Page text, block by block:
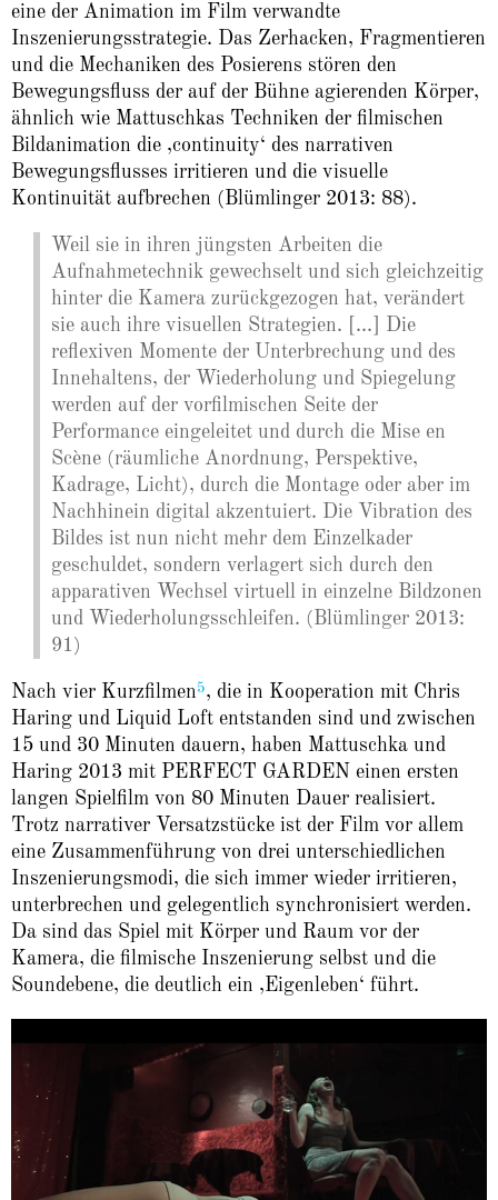
eine der Animation im Film verwandte
Inszenierungsstrategie. Das Zerhacken, Fragmentieren
und die Mechaniken des Posierens stören den
Bewegungsfluss der auf der Bühne agierenden Körper,
ähnlich wie Mattuschkas Techniken der filmischen
Bildanimation die ‚continuity‘ des narrativen
Bewegungsflusses irritieren und die visuelle
Kontinuität aufbrechen (Blümlinger 2013: 88).
Weil sie in ihren jüngsten Arbeiten die
Aufnahmetechnik gewechselt und sich gleichzeitig
hinter die Kamera zurückgezogen hat, verändert
sie auch ihre visuellen Strategien. [...] Die
reflexiven Momente der Unterbrechung und des
Innehaltens, der Wiederholung und Spiegelung
werden auf der vorfilmischen Seite der
Performance eingeleitet und durch die Mise en
Scène (räumliche Anordnung, Perspektive,
Kadrage, Licht), durch die Montage oder aber im
Nachhinein digital akzentuiert. Die Vibration des
Bildes ist nun nicht mehr dem Einzelkader
geschuldet, sondern verlagert sich durch den
apparativen Wechsel virtuell in einzelne Bildzonen
und Wiederholungsschleifen. (Blümlinger 2013:
91)
Nach vier Kurzfilmen5, die in Kooperation mit Chris
Haring und Liquid Loft entstanden sind und zwischen
15 und 30 Minuten dauern, haben Mattuschka und
Haring 2013 mit PERFECT GARDEN einen ersten
langen Spielfilm von 80 Minuten Dauer realisiert.
Trotz narrativer Versatzstücke ist der Film vor allem
eine Zusammenführung von drei unterschiedlichen
Inszenierungsmodi, die sich immer wieder irritieren,
unterbrechen und gelegentlich synchronisiert werden.
Da sind das Spiel mit Körper und Raum vor der
Kamera, die filmische Inszenierung selbst und die
Soundebene, die deutlich ein ‚Eigenleben‘ führt.